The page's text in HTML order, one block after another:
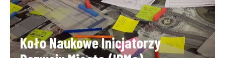
Koło Naukowe Inicjatorzy